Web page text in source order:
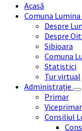
Acasă
Comuna Lumina
Despre
Despre
Sibioara
Comuna
Statistici
Tur virtual
Administrație
Primar
Viceprimar
Consiliul